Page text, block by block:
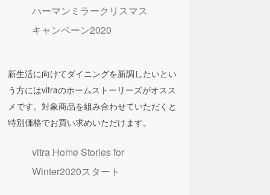
ハーマンミラークリスマス
キャンペーン2020
新生活に向けてダイニングを新調したいとい
う方にはvitraのホームストーリーズがオスス
メです。対象商品を組み合わせていただくと
特別価格でお買い求めいただけます。
vitra Home Stories for
Winter2020スタート